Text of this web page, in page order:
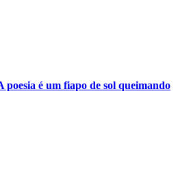
é um fiapo de sol queimando